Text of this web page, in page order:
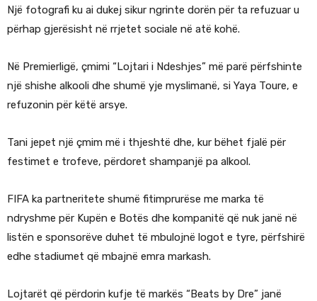
Një fotografi ku ai dukej sikur ngrinte dorën për ta refuzuar u
përhap gjerësisht në rrjetet sociale në atë kohë.
Në Premierligë, çmimi “Lojtari i Ndeshjes” më parë përfshinte
një shishe alkooli dhe shumë yje myslimanë, si Yaya Toure, e
refuzonin për këtë arsye.
Tani jepet një çmim më i thjeshtë dhe, kur bëhet fjalë për
festimet e trofeve, përdoret shampanjë pa alkool.
FIFA ka partneritete shumë fitimprurëse me marka të
ndryshme për Kupën e Botës dhe kompanitë që nuk janë në
listën e sponsorëve duhet të mbulojnë logot e tyre, përfshirë
edhe stadiumet që mbajnë emra markash.
Lojtarët që përdorin kufje të markës “Beats by Dre” janë